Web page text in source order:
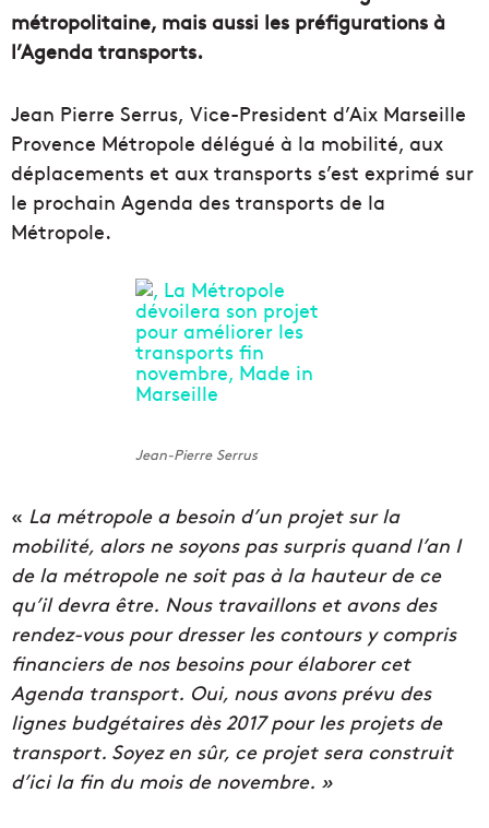
métropolitaine, mais aussi les préfigurations à
l’Agenda transports.
Jean Pierre Serrus, Vice-President d’Aix Marseille
Provence Métropole délégué à la mobilité, aux
déplacements et aux transports s’est exprimé sur
le prochain Agenda des transports de la
Métropole.
Jean-Pierre Serrus
« La métropole a besoin d’un projet sur la
mobilité, alors ne soyons pas surpris quand l’an I
de la métropole ne soit pas à la hauteur de ce
qu’il devra être. Nous travaillons et avons des
rendez-vous pour dresser les contours y compris
financiers de nos besoins pour élaborer cet
Agenda transport. Oui, nous avons prévu des
lignes budgétaires dès 2017 pour les projets de
transport. Soyez en sûr, ce projet sera construit
d’ici la fin du mois de novembre. »